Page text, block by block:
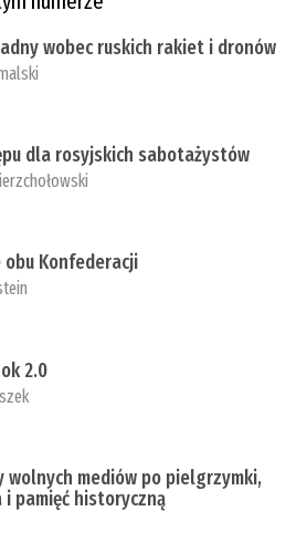
wobec ruskich rakiet i dronów
dla rosyjskich sabotażystów
obu Konfederacji
2.0
wolnych mediów po pielgrzymki,
pamięć historyczną